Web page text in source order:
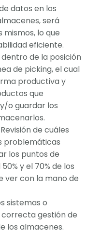
datos en los
será
lo que
eficiente.
de la posición
de picking, el cual
productiva y
que
o guardar los
Revisión de cuáles
problemáticas
los puntos de
y el 70% de los
ver con la mano de
sistemas o
gestión de
los almacenes.